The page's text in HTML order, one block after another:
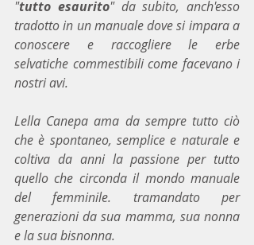
"tutto esaurito" da subito, anch'esso
tradotto in un manuale dove si impara a
conoscere e raccogliere le erbe
selvatiche commestibili come facevano i
nostri avi.
Lella Canepa ama da sempre tutto ciò
che è spontaneo, semplice e naturale e
coltiva da anni la passione per tutto
quello che circonda il mondo manuale
del femminile. tramandato per
generazioni da sua mamma, sua nonna
e la sua bisnonna.